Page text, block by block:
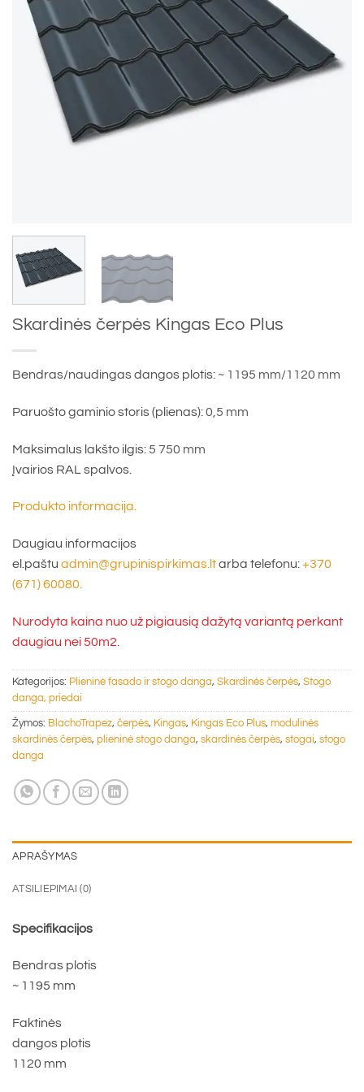
Skardinės čerpės Kingas Eco Plus
Bendras/naudingas dangos plotis: ~ 1195 mm/1120 mm
Paruošto gaminio storis (plienas):0,5 mm
Maksimalus lakšto ilgis:5 750 mm
Įvairios RAL spalvos.
Produkto informacija.
Daugiau informacijos
el.paštu admin@grupinispirkimas.ltarba telefonu:+370
(671) 60080.
Nurodyta kaina nuo už pigiausią dažytą variantą perkant
daugiau nei 50m2.
Kategorijos: Plieninė fasado ir stogo danga, Skardinės čerpės, Stogo
danga, priedai
Žymos: BlachoTrapez, čerpės, Kingas, Kingas Eco Plus, modulinės
skardinės čerpės, plieninė stogo danga, skardinės čerpės, stogai, stogo
danga
APRAŠYMAS
ATSILIEPIMAI (0)
Specifikacijos
Bendras plotis
~ 1195 mm
Faktinės
dangos plotis
1120 mm